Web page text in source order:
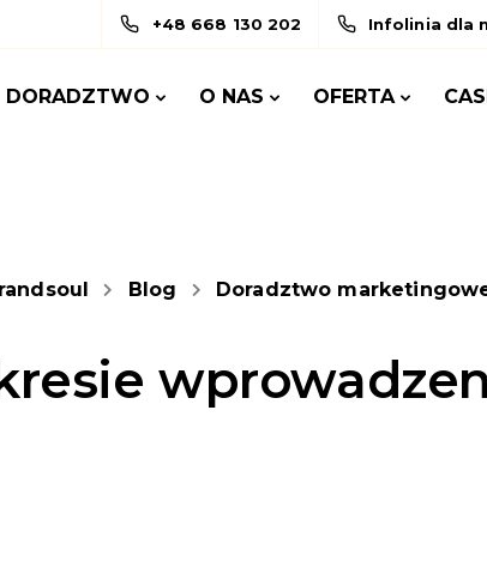
+48 668 130 202 Infolinia dla
DORADZTWO O NAS OFERTA
Blog Doradztwo